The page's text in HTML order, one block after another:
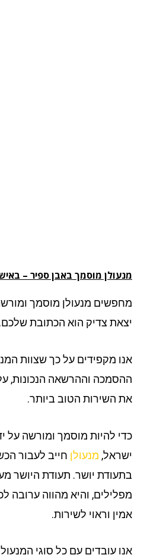
מוסמך באבן ספיר – באישור
מנעולן מוסמך ומורשה
צדיק הוא הכתובת שלכם.
מקפידים על כך שצוות
וההרשאה הנכונות, על
השירות הטוב ביותר.
להיות מוסמך ומורשה על ידי
מנעולןחייב לעבור הכשרה
יושר. תעודת היושר מעידה
והיא מהווה ערובה לכך
וראוי לשירות.
עובדים עם כל סוגי המנעולים,